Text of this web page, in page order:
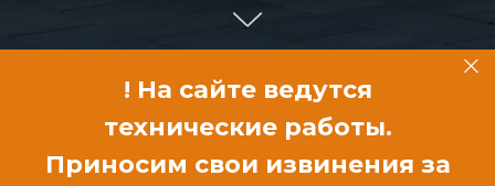
! На сайте ведутся
технические работы.
Приносим свои извинения за